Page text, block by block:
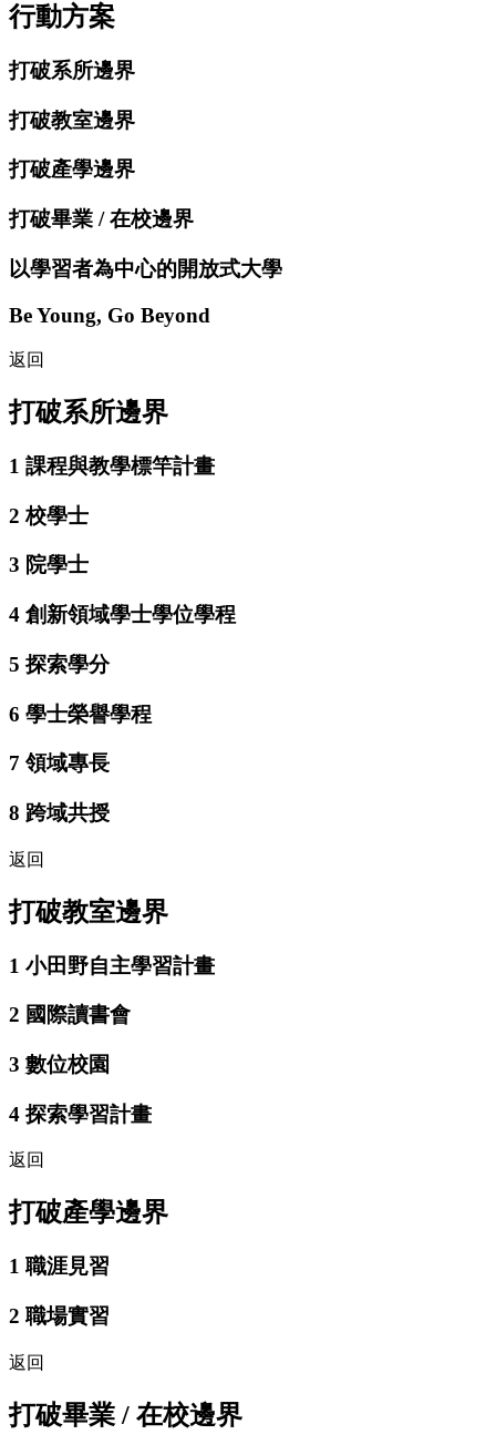
行動方案
打破系所邊界
打破教室邊界
打破產學邊界
打破畢業 / 在校邊界
以學習者為中心的開放式大學
Be Young, Go Beyond
返回
打破系所邊界
1 課程與教學標竿計畫
2校學士
3 院學士
4 創新領域學士學位學程
5 探索學分
6 學士榮譽學程
7 領域專長
8 跨域共授
返回
打破教室邊界
1 小田野自主學習計畫
2 國際讀書會
3 數位校園
4 探索學習計畫
返回
打破產學邊界
1 職涯見習
2 職場實習
返回
打破畢業 / 在校邊界